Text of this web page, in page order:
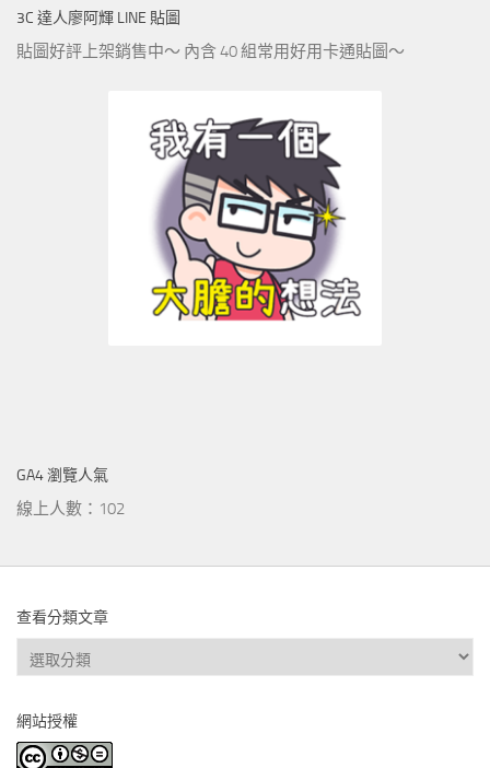
3C 達人廖阿輝 LINE 貼圖
貼圖好評上架銷售中～ 內含 40 組常用好用卡通貼圖～
GA4 瀏覽人氣
線上人數：102
查看分類文章
查
看
類
文
網站授權